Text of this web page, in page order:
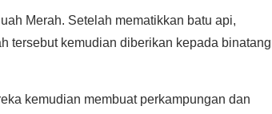
Merah. Setelah mematikkan batu api,
tersebut kemudian diberikan kepada binatang
kemudian membuat perkampungan dan